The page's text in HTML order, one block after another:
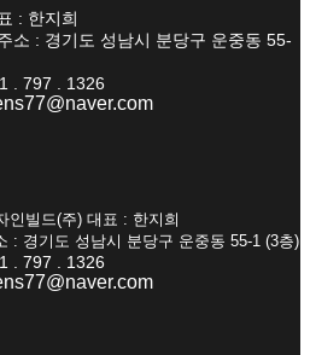
: 한지희
소 : 경기도 성남시 분당구 운중동 55-
. 797 . 1326
인빌드(주) 대표 : 한지희
: 경기도 성남시 분당구 운중동 55-1 (3층)
. 797 . 1326